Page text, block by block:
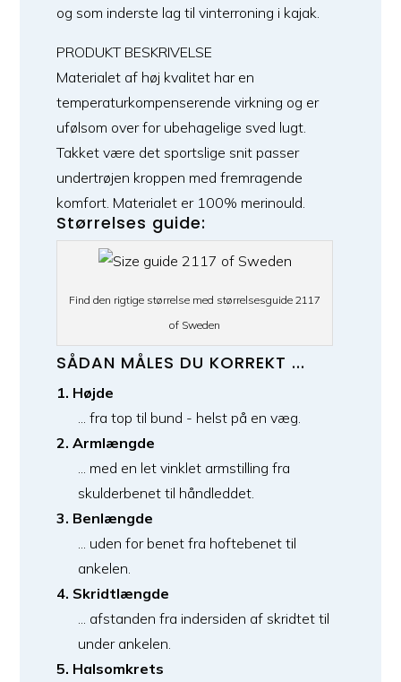
og som inderste lag til vinterroning i kajak.
PRODUKT BESKRIVELSE
Materialet af høj kvalitet har en
temperaturkompenserende virkning og er
ufølsom over for ubehagelige sved lugt.
Takket være det sportslige snit passer
undertrøjen kroppen med fremragende
komfort. Materialet er 100% merinould.
Størrelses guide:
Find den rigtige størrelse med størrelsesguide 2117
of Sweden
SÅDAN MÅLES DU KORREKT ...
1. Højde
... fra top til bund - helst på en væg.
2. Armlængde
... med en let vinklet armstilling fra
skulderbenet til håndleddet.
3. Benlængde
... uden for benet fra hoftebenet til
ankelen.
4. Skridtlængde
... afstanden fra indersiden af ​​skridtet til
under ankelen.
5. Halsomkrets